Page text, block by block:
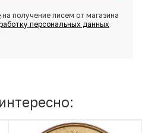
на получение писем от магазина
персональных данных